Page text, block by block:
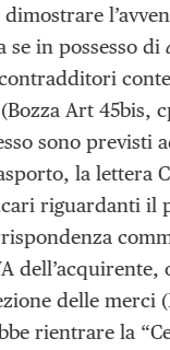
se in possesso di
Art 45bis,
sono previsti
la lettera
riguardanti il
dell’acquirente,
delle merci
rientrare la